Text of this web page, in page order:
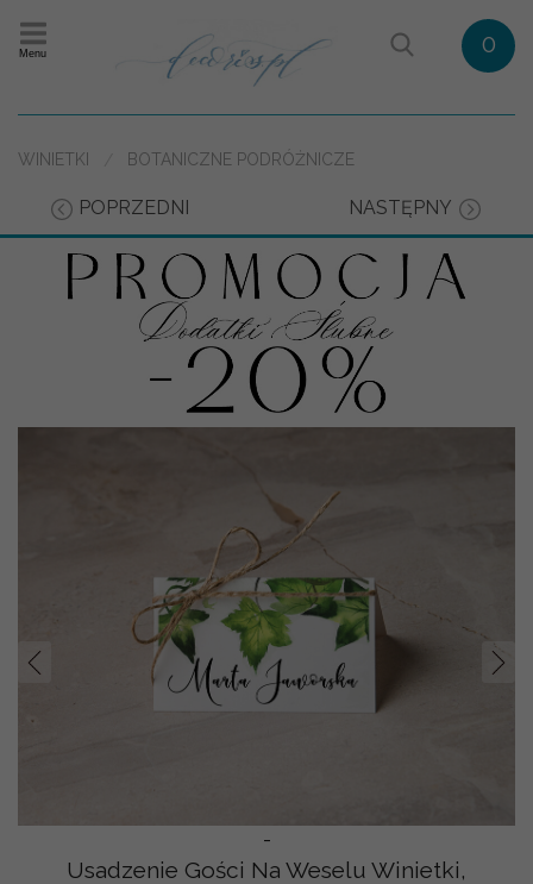
Menu 0
WINIETKI BOTANICZNE PODRÓŻNICZE
POPRZEDNI NASTĘPNY
-
Prev
Usadzenie Gości Na Weselu Winietki,